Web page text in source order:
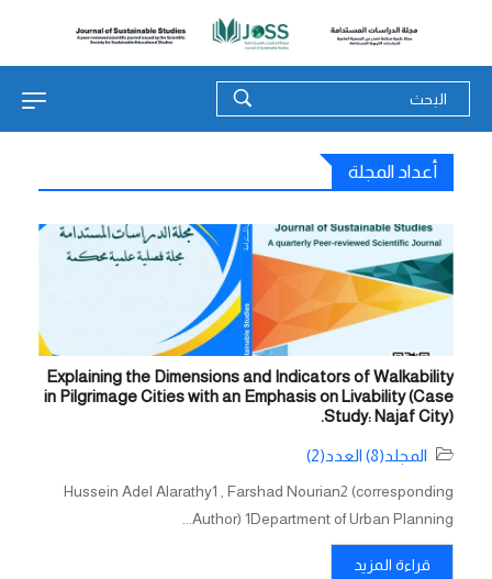
أعداد المجلة
Explaining the Dimensions and Indicators of Walkability
in Pilgrimage Cities with an Emphasis on Livability (Case
Study: Najaf City).
المجلد(8) العدد(2)
Hussein Adel Alarathy1 , Farshad Nourian2 (corresponding
Author) 1Department of Urban Planning...
قراءة المزيد